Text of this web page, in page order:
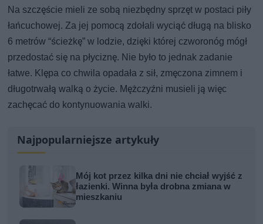
Na szczęście mieli ze sobą niezbędny sprzęt w postaci piły
łańcuchowej. Za jej pomocą zdołali wyciąć długą na blisko
6 metrów “ścieżkę” w lodzie, dzięki której czworonóg mógł
przedostać się na płyciznę. Nie było to jednak zadanie
łatwe. Klępa co chwila opadała z sił, zmęczona zimnem i
długotrwałą walką o życie. Mężczyźni musieli ją więc
zachęcać do kontynuowania walki.
Najpopularniejsze artykuły
Mój kot przez kilka dni nie chciał wyjść z
łazienki. Winna była drobna zmiana w
mieszkaniu